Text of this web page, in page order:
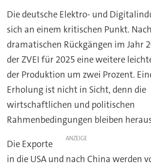
Die deutsche Elektro- und
sich an einem kritischen Punkt.
dramatischen Rückgängen im Jahr
der ZVEI für 2025 eine weitere
der Produktion um zwei Prozent.
Erholung ist nicht in Sicht, denn die
wirtschaftlichen und politischen
Rahmenbedingungen bleiben
ANZEIGE
Die Exporte
in die USA und nach China werden